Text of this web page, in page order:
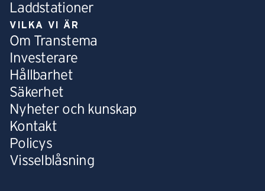
Laddstationer
VILKA VI ÄR
Om Transtema
Investerare
Hållbarhet
Säkerhet
Nyheter och kunskap
Kontakt
Policys
Visselblåsning